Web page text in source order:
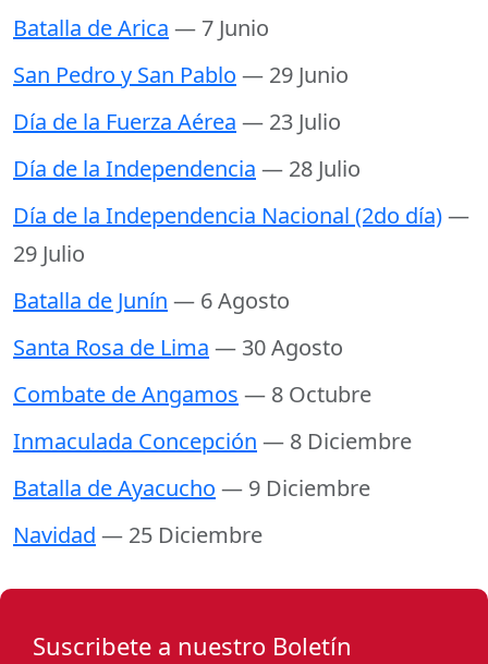
Batalla de Arica — 7 Junio
San Pedro y San Pablo — 29 Junio
Día de la Fuerza Aérea — 23 Julio
Día de la Independencia — 28 Julio
Día de la Independencia Nacional (2do día)—
29 Julio
Batalla de Junín — 6 Agosto
Santa Rosa de Lima — 30 Agosto
Combate de Angamos — 8 Octubre
Inmaculada Concepción — 8 Diciembre
Batalla de Ayacucho — 9 Diciembre
Navidad — 25 Diciembre
Suscribete a nuestro Boletín